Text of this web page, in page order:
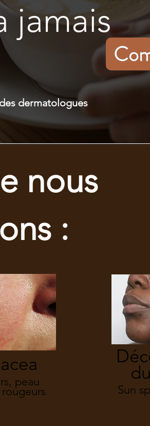
jamais
dermatologues
nous
:
peau
Sun